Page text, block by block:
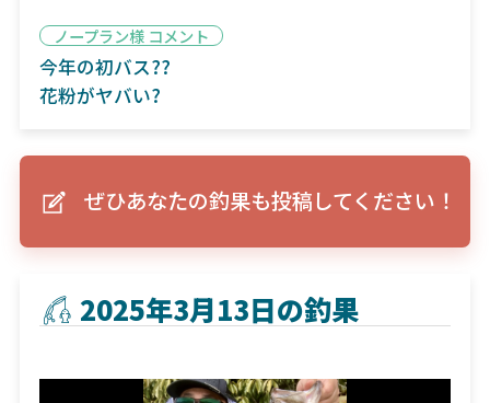
ノープラン様 コメント
今年の初バス??
花粉がヤバい?
ぜひあなたの釣果も投稿してください！
2025年3月13日の釣果